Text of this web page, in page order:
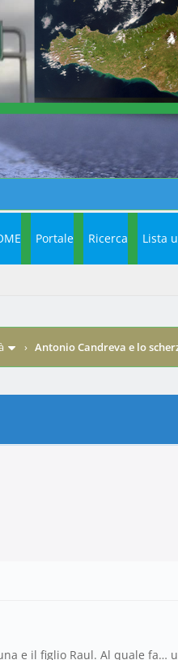
Portale Ricerca Lista
› Antonio Candreva e lo
e il figlio Raul. Al quale fa…